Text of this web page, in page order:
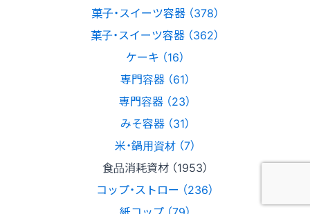
菓子・スイーツ容器 （378）
菓子・スイーツ容器 （362）
ケーキ （16）
専門容器 （61）
専門容器 （23）
みそ容器 （31）
米・鍋用資材 （7）
食品消耗資材 （1953）
コップ・ストロー （236）